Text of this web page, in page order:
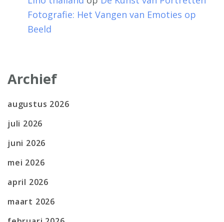
Fotografie: Het Vangen van Emoties op
Beeld
Archief
augustus 2026
juli 2026
juni 2026
mei 2026
april 2026
maart 2026